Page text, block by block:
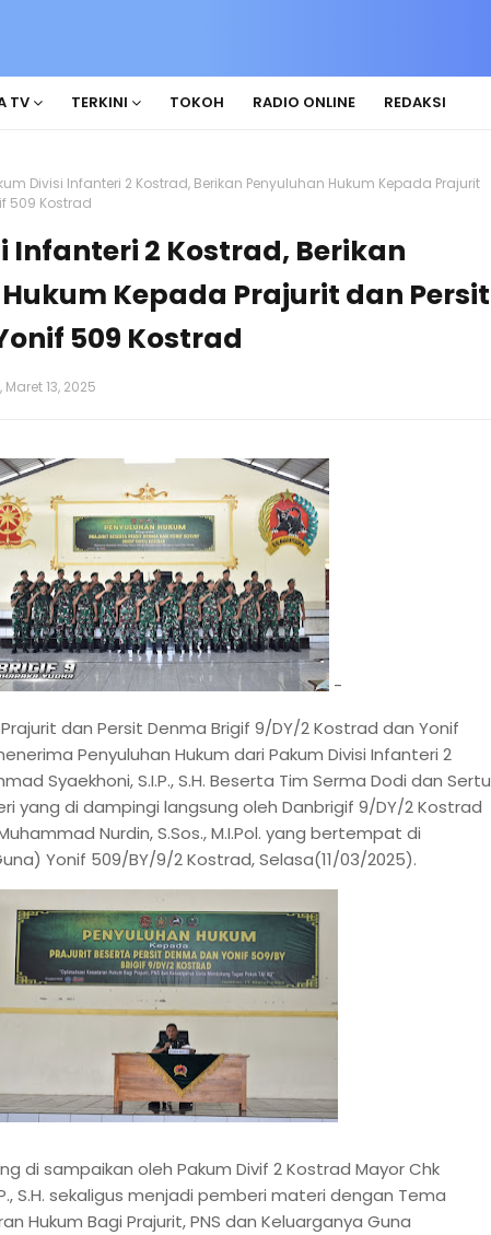
TV TERKINI TOKOH RADIO ONLINE REDAKSI
Divisi Infanteri 2 Kostrad, Berikan Penyuluhan Hukum Kepada Prajurit
509 Kostrad
Infanteri 2 Kostrad, Berikan
Kepada Prajurit dan Persit
509 Kostrad
13, 2025
-
dan Persit Denma Brigif 9/DY/2 Kostrad dan Yonif
Penyuluhan Hukum dari Pakum Divisi Infanteri 2
Syaekhoni, S.I.P., S.H. Beserta Tim Serma Dodi dan Sertu
yang di dampingi langsung oleh Danbrigif 9/DY/2 Kostrad
Nurdin, S.Sos., M.I.Pol. yang bertempat di
Yonif 509/BY/9/2 Kostrad, Selasa(11/03/2025).
di sampaikan oleh Pakum Divif 2 Kostrad Mayor Chk
S.H. sekaligus menjadi pemberi materi dengan Tema
Hukum Bagi Prajurit, PNS dan Keluarganya Guna